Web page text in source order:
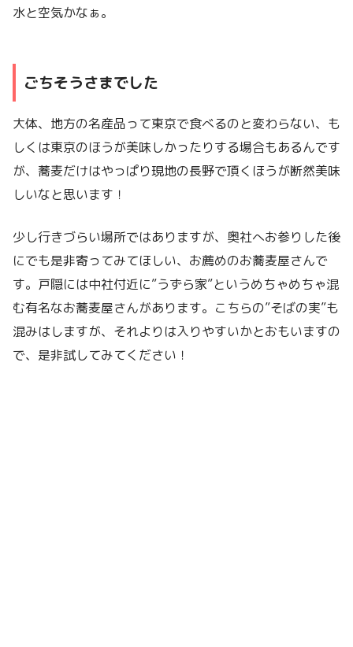
水と空気かなぁ。
ごちそうさまでした
大体、地方の名産品って東京で食べるのと変わらない、も
しくは東京のほうが美味しかったりする場合もあるんです
が、蕎麦だけはやっぱり現地の長野で頂くほうが断然美味
しいなと思います！
少し行きづらい場所ではありますが、奥社へお参りした後
にでも是非寄ってみてほしい、お薦めのお蕎麦屋さんで
す。戸隠には中社付近に”うずら家”というめちゃめちゃ混
む有名なお蕎麦屋さんがあります。こちらの”そばの実”も
混みはしますが、それよりは入りやすいかとおもいますの
で、是非試してみてください！